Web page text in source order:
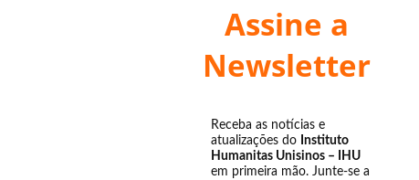
Assine a
Newsletter
Receba as notícias e
atualizações do Instituto
Humanitas Unisinos – IHU
em primeira mão. Junte-se a